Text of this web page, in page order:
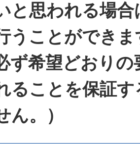
と思われる場合
うことができま
ず希望どおり
ることを保証
ん。）